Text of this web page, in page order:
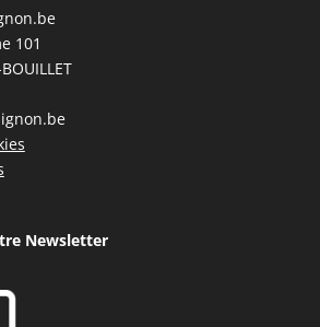
101
Newsletter